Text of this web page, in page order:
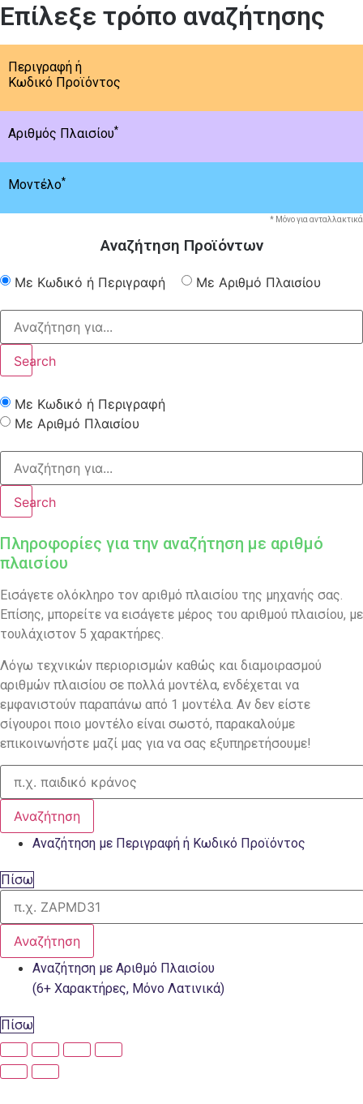
Επίλεξε τρόπο αναζήτησης
Περιγραφή ή
Κωδικό Προϊόντος
Αριθμός Πλαισίου*
Μοντέλο*
* Μόνο για ανταλλακτικά
Αναζήτηση Προϊόντων
Με Κωδικό ή Περιγραφή Με Αριθμό Πλαισίου
Search
Με Κωδικό ή Περιγραφή
Με Αριθμό Πλαισίου
Search
Πληροφορίες για την αναζήτηση με αριθμό
πλαισίου
Εισάγετε ολόκληρο τον αριθμό πλαισίου της μηχανής σας.
Επίσης, μπορείτε να εισάγετε μέρος του αριθμού πλαισίου, με
τουλάχιστον 5 χαρακτήρες.
Λόγω τεχνικών περιορισμών καθώς και διαμοιρασμού
αριθμών πλαισίου σε πολλά μοντέλα, ενδέχεται να
εμφανιστούν παραπάνω από 1 μοντέλα. Αν δεν είστε
σίγουροι ποιο μοντέλο είναι σωστό, παρακαλούμε
επικοινωνήστε μαζί μας για να σας εξυπηρετήσουμε!
Αναζήτηση
Αναζήτηση με Περιγραφή ή Κωδικό Προϊόντος
Πίσω
Αναζήτηση
Αναζήτηση με Αριθμό Πλαισίου
(6+ Χαρακτήρες, Μόνο Λατινικά)
Πίσω